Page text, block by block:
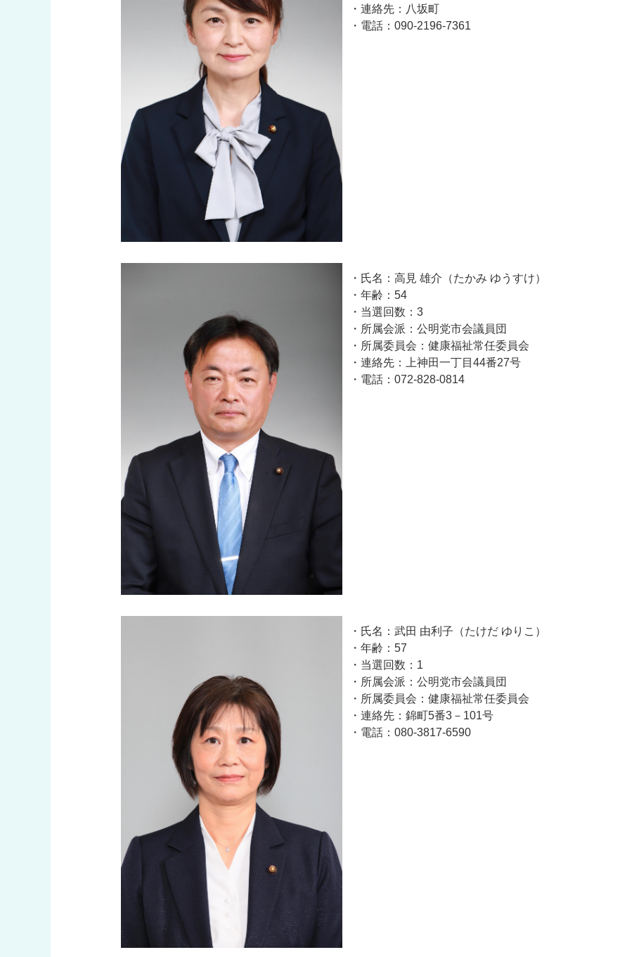
・連絡先：八坂町
・電話：090-2196-7361
・氏名：高見 雄介（たかみ ゆうすけ）
・年齢：54
・当選回数：3
・所属会派：公明党市会議員団
・所属委員会：健康福祉常任委員会
・連絡先：上神田一丁目44番27号
・電話：072-828-0814
・氏名：武田 由利子（たけだ ゆりこ）
・年齢：57
・当選回数：1
・所属会派：公明党市会議員団
・所属委員会：健康福祉常任委員会
・連絡先：錦町5番3－101号
・電話：080-3817-6590